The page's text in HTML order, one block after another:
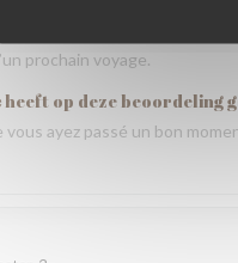
gentillesse. Nous
prochain voyage.
heeft op deze beoordeling
vous ayez passé un bon